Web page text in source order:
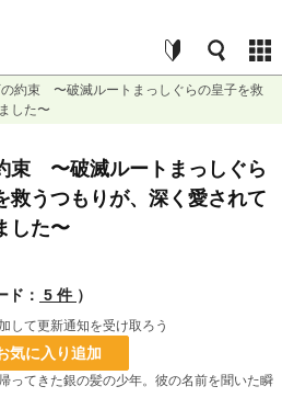
の約束 〜破滅ルートまっしぐらの皇子を救
した〜
束 〜破滅ルートまっしぐら
救うつもりが、深く愛されて
した〜
ド： 5 件 ）
して更新通知を受け取ろう
気に入り追加
ってきた銀の髪の少年。彼の名前を聞いた瞬